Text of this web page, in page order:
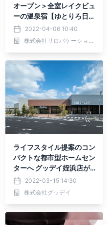
オープン＞全室レイクビュ
ーの温泉宿【ゆとりろ日
光】 ゲームラウンジ×おこ
もりライブラリー×鉄板会
席で遊々ステイ
2022-04-06 10:40
株式会社リロバケーションズ
ライフスタイル提案のコン
パクトな都市型ホームセン
ターへ グッデイ姪浜店が
生まれ変わります
2022-03-15 14:30
株式会社グッデイ